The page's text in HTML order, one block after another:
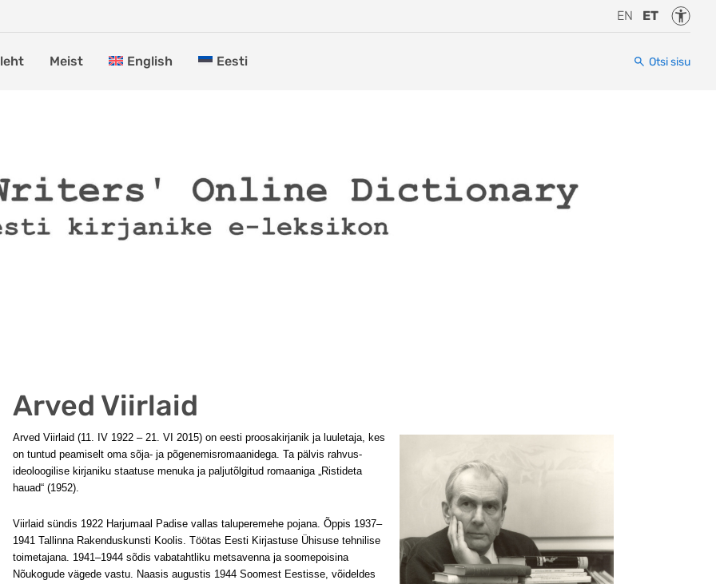
EN ET
Meist English Eesti Otsi sisu
Arved Viirlaid
Arved Viirlaid (11. IV 1922 – 21. VI 2015) on eesti proosakirjanik ja luuletaja, kes
on tuntud peamiselt oma sõja- ja põgenemisromaanidega. Ta pälvis rahvus­
ideoloogilise kirjaniku staatuse menuka ja paljutõlgitud romaaniga „Ristideta
hauad“ (1952).
Viirlaid sündis 1922 Harjumaal Padise vallas taluperemehe pojana. Õppis 1937–
1941 Tallinna Rakenduskunsti Koolis. Töötas Eesti Kirjastuse Ühisuse tehnilise
toimetajana. 1941–1944 sõdis vabatahtliku metsavenna ja soomepoisina
Nõukogude vägede vastu. Naasis augustis 1944 Soomest Eestisse, võideldes